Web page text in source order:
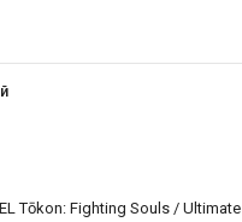
Tōkon: Fighting Souls / Ultimate